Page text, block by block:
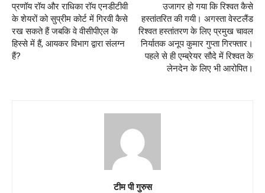
प्रणॉय रॉय और राधिका रॉय एनडीटीवी
के शेयरों को सुप्रीम कोर्ट में गिरवी कैसे
रख सकते हैं जबकि वे वीसीपीएल के
हिस्से में हैं, आयकर विभाग द्वारा संलग्न
हैं?
उजागर हो गया कि रिश्वत कैसे
हस्तांतरित की गयी। अगस्ता वेस्टलैंड
रिश्वत हस्तांतरण के लिए प्रमुख चावल
निर्यातक अनूप कुमार गुप्ता गिरफ्तार।
पहले से ही एम्ब्रेयर सौदे में रिश्वत के
लेनदेन के लिए भी आरोपित।
टीम पी गुरुस